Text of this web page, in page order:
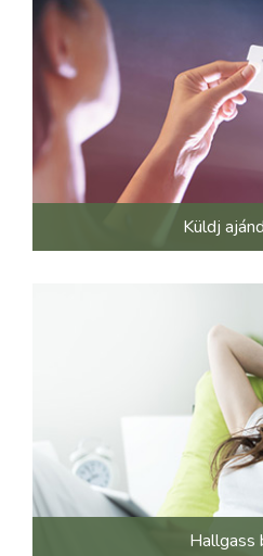
Küldj
Hallgass